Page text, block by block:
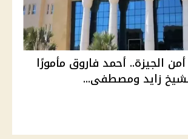
الجيزة.. أحمد فاروق مأمورًا
زايد ومصطفى...